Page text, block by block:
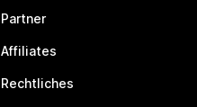
Partner
Affiliates
Rechtliches